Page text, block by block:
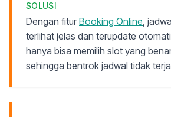
SOLUSI
Dengan fitur Booking Online,
terlihat jelas dan terupdate
hanya bisa memilih slot yang
sehingga bentrok jadwal tidak